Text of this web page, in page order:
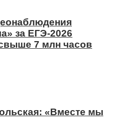
за ЕГЭ-2026
7 млн часов
«Вместе мы